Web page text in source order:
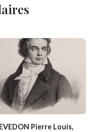
Pierre Louis,